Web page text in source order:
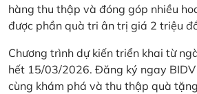
hàng thu thập và đóng góp nhiều
được phần quà tri ân trị giá 2 triệu
Chương trình dự kiến triển khai từ
hết 15/03/2026. Đăng ký ngay
cùng khám phá và thu thập quà